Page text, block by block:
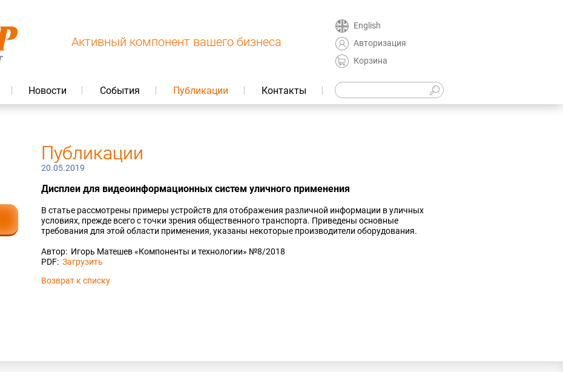
Активный компонент вашего бизнеса
English
Авторизация
Корзина
Новости События Публикации Контакты
Публикации
20.05.2019
Дисплеи для видеоинформационных систем уличного применения
В статье рассмотрены примеры устройств для отображения различной информации в уличных
условиях, прежде всего с точки зрения общественного транспорта. Приведены основные
требования для этой области применения, указаны некоторые производители оборудования.
Автор: Игорь Матешев «Компоненты и технологии» №8/2018
PDF: Загрузить
Возврат к списку